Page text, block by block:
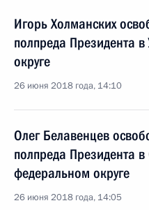
Игорь Холманских
полпреда Президента
округе
26 июня 2018 года, 14:10
Олег Белавенцев
полпреда Президента
федеральном округе
26 июня 2018 года, 14:05